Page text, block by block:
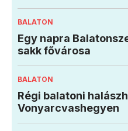
BALATON
Egy napra
sakk fővárosa
BALATON
Régi balatoni
Vonyarcvashegyen